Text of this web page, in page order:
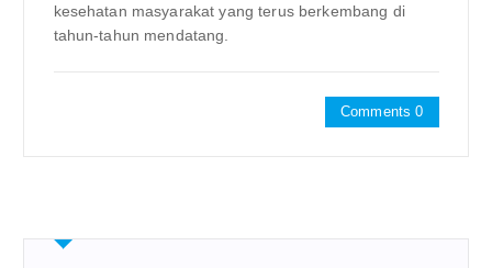
kesehatan masyarakat yang terus berkembang di
tahun-tahun mendatang.
Comments 0